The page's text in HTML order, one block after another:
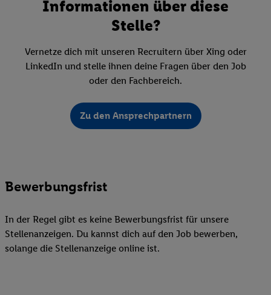
Informationen über diese
Stelle?
Vernetze dich mit unseren Recruitern über Xing oder
LinkedIn und stelle ihnen deine Fragen über den Job
oder den Fachbereich.
Zu den Ansprechpartnern
Bewerbungsfrist
In der Regel gibt es keine Bewerbungsfrist für unsere
Stellenanzeigen. Du kannst dich auf den Job bewerben,
solange die Stellenanzeige online ist.